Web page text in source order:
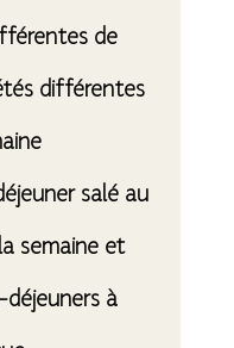
de
différentes
salé au
semaine et
à